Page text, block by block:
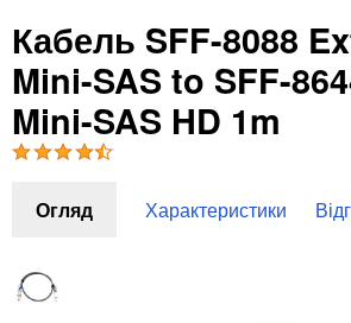
Комп'ютери
Моноблоки
Персональні комп'ютери
Оперативна пам'ять
Кабель SFF-8088
Mini-SAS to SFF-
Mini-SAS HD 1m
Огляд Характеристики